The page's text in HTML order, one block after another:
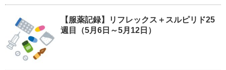
【服薬記録】リフレックス＋スルピリド25
週目（5月6日～5月12日）